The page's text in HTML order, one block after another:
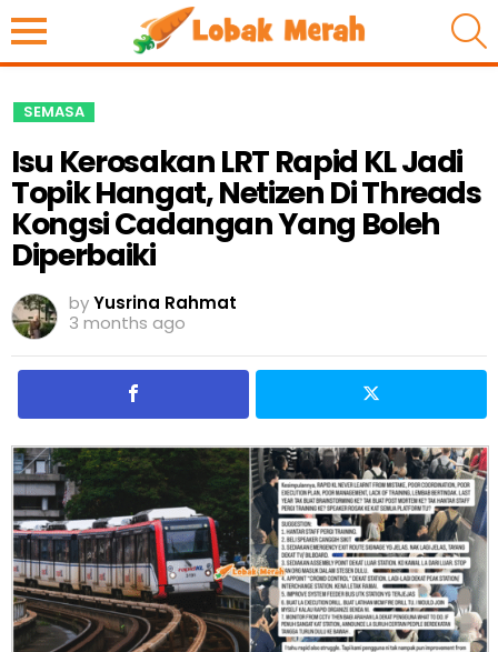
SEMASA
Isu Kerosakan LRT Rapid KL Jadi
Topik Hangat, Netizen Di Threads
Kongsi Cadangan Yang Boleh
Diperbaiki
byYusrina Rahmat
3 months ago